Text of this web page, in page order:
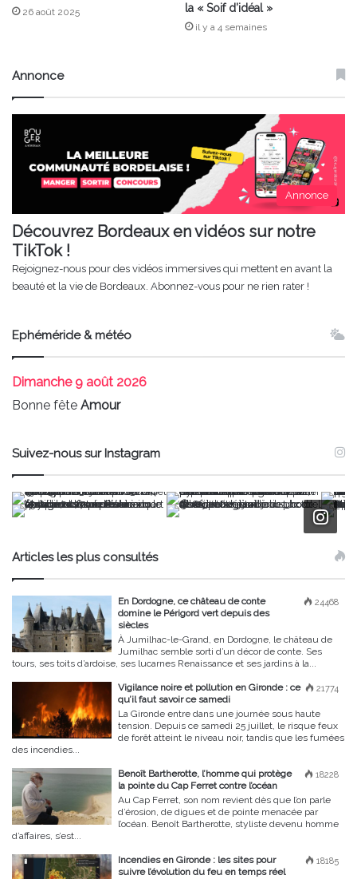
26 août 2025
la « Soif d’idéal »
il y a 4 semaines
Annonce
Annonce
Découvrez Bordeaux en vidéos sur notre
TikTok !
Rejoignez-nous pour des vidéos immersives qui mettent en avant la
beauté et la vie de Bordeaux. Abonnez-vous pour ne rien rater !
Ephéméride & météo
Dimanche9 août 2026
Bonne fête Amour
Suivez-nous sur Instagram
Articles les plus consultés
24468
En Dordogne, ce château de conte
domine le Périgord vert depuis des
siècles
À Jumilhac-le-Grand, en Dordogne, le château de
Jumilhac semble sorti d’un décor de conte. Ses
tours, ses toits d’ardoise, ses lucarnes Renaissance et ses jardins à la...
21774
Vigilance noire et pollution en Gironde : ce
qu’il faut savoir ce samedi
La Gironde entre dans une journée sous haute
tension. Depuis ce samedi 25 juillet, le risque feux
de forêt atteint le niveau noir, tandis que les fumées
des incendies...
18228
Benoît Bartherotte, l’homme qui protège
la pointe du Cap Ferret contre l’océan
Au Cap Ferret, son nom revient dès que l’on parle
d’érosion, de digues et de pointe menacée par
l’océan. Benoît Bartherotte, styliste devenu homme
d’affaires, s’est...
18185
Incendies en Gironde : les sites pour
suivre l’évolution du feu en temps réel